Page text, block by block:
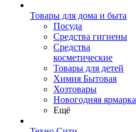
Товары для дома и быта
Посуда
Средства гигиены
Средства
косметические
Товары для детей
Химия Бытовая
Хозтовары
Новогодняя ярмарка
Ещё